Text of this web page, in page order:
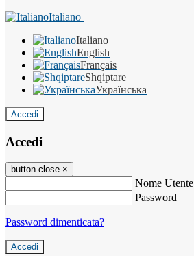
Italiano
Italiano
English
Français
Shqiptare
Українська
Accedi
Accedi
button close ×
Nome Utente
Password
Password dimenticata?